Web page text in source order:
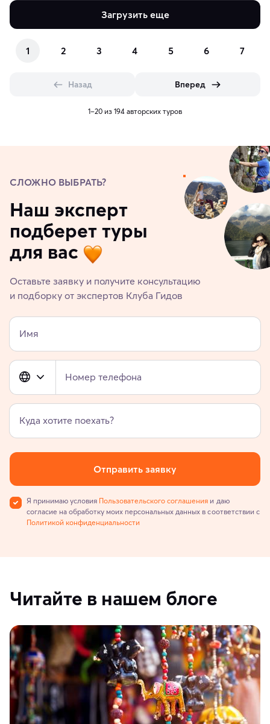
Загрузить еще
1 2 3 4 5 6 7
Назад Вперед
1–20 из 194 авторских туров
СЛОЖНО ВЫБРАТЬ?
Наш эксперт
подберет туры
для вас
Оставьте заявку и получите консультацию
и подборку от экспертов Клуба Гидов
Имя
Номер телефона
Куда хотите поехать?
Отправить заявку
Я принимаю условия Пользовательского соглашения и даю
согласие на обработку моих персональных данных в соответствии с
Политикой конфиденциальности
Читайте в нашем блоге